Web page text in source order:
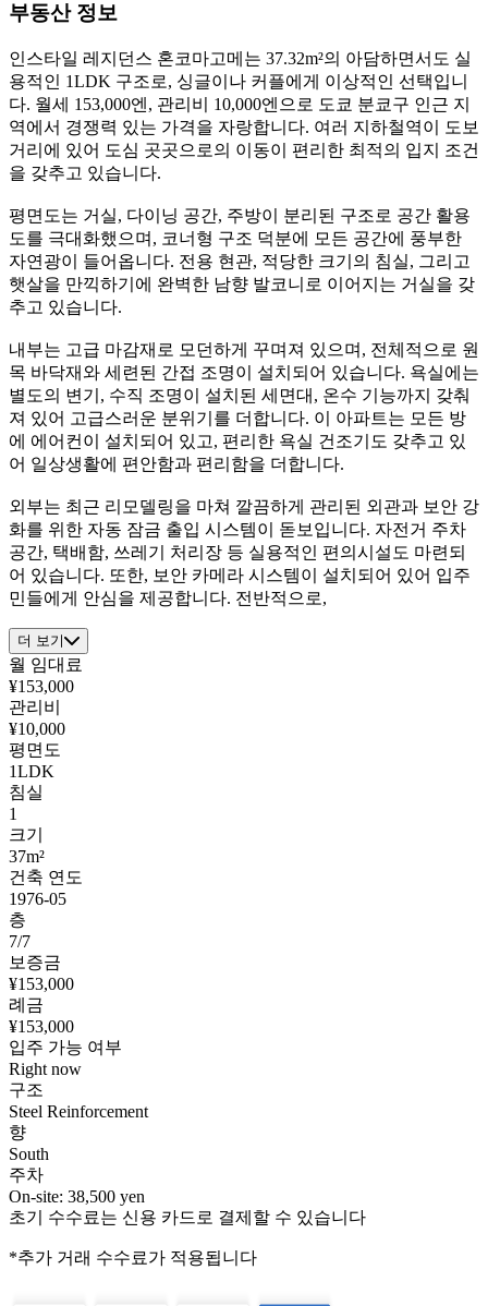
부동산 정보
인스타일 레지던스 혼코마고메는 37.32m²의 아담하면서도 실
용적인 1LDK 구조로, 싱글이나 커플에게 이상적인 선택입니
다. 월세 153,000엔, 관리비 10,000엔으로 도쿄 분쿄구 인근 지
역에서 경쟁력 있는 가격을 자랑합니다. 여러 지하철역이 도보
거리에 있어 도심 곳곳으로의 이동이 편리한 최적의 입지 조건
을 갖추고 있습니다.
평면도는 거실, 다이닝 공간, 주방이 분리된 구조로 공간 활용
도를 극대화했으며, 코너형 구조 덕분에 모든 공간에 풍부한
자연광이 들어옵니다. 전용 현관, 적당한 크기의 침실, 그리고
햇살을 만끽하기에 완벽한 남향 발코니로 이어지는 거실을 갖
추고 있습니다.
내부는 고급 마감재로 모던하게 꾸며져 있으며, 전체적으로 원
목 바닥재와 세련된 간접 조명이 설치되어 있습니다. 욕실에는
별도의 변기, 수직 조명이 설치된 세면대, 온수 기능까지 갖춰
져 있어 고급스러운 분위기를 더합니다. 이 아파트는 모든 방
에 에어컨이 설치되어 있고, 편리한 욕실 건조기도 갖추고 있
어 일상생활에 편안함과 편리함을 더합니다.
외부는 최근 리모델링을 마쳐 깔끔하게 관리된 외관과 보안 강
화를 위한 자동 잠금 출입 시스템이 돋보입니다. 자전거 주차
공간, 택배함, 쓰레기 처리장 등 실용적인 편의시설도 마련되
어 있습니다. 또한, 보안 카메라 시스템이 설치되어 있어 입주
민들에게 안심을 제공합니다. 전반적으로,
더 보기
월 임대료
¥153,000
관리비
¥10,000
평면도
1LDK
침실
1
크기
37m²
건축 연도
1976-05
층
7/7
보증금
¥153,000
례금
¥153,000
입주 가능 여부
Right now
구조
Steel Reinforcement
향
South
주차
On-site: 38,500 yen
초기 수수료는 신용 카드로 결제할 수 있습니다
*추가 거래 수수료가 적용됩니다